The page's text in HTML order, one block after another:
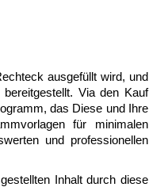
ausgefüllt wird, und
Via den Kauf
das Diese und Ihre
für minimalen
und professionellen
Inhalt durch diese